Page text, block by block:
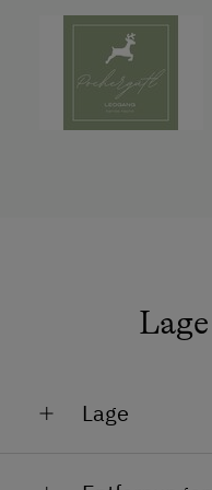
Wlan
Neubau
Familienzimmer
Lage